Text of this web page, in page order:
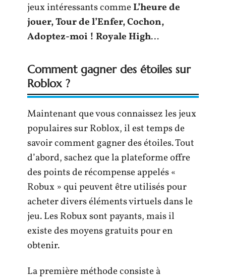
jeux intéressants commeL’heure de
jouer, Tour de l’Enfer, Cochon,
Adoptez-moi ! Royale High…
Comment gagner des étoiles sur
Roblox ?
Maintenant que vous connaissez les jeux
populaires sur Roblox, il est temps de
savoir comment gagner des étoiles. Tout
d’abord, sachez que la plateforme offre
des points de récompense appelés «
Robux » qui peuvent être utilisés pour
acheter divers éléments virtuels dans le
jeu. Les Robux sont payants, mais il
existe des moyens gratuits pour en
obtenir.
La première méthode consiste à